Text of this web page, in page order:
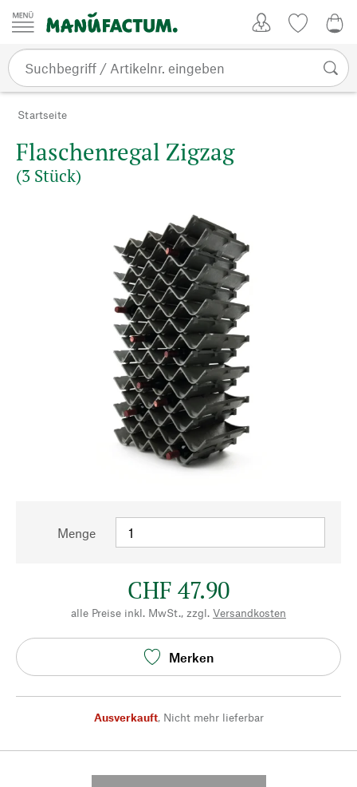
Zum Inhalt springen
Startseite
Flaschenregal Zigzag
(3 Stück)
Menge
CHF 47.90
alle Preise inkl. MwSt., zzgl. Versandkosten
Merken
Ausverkauft, Nicht mehr lieferbar